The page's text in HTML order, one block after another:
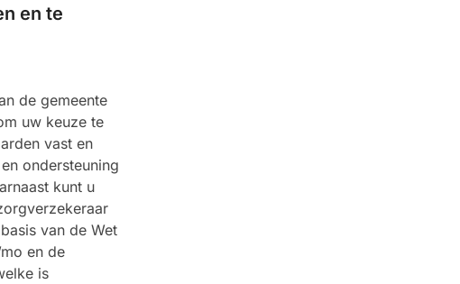
en te
de gemeente
uw keuze te
vast en
ondersteuning
kunt u
van de Wet
en de
is